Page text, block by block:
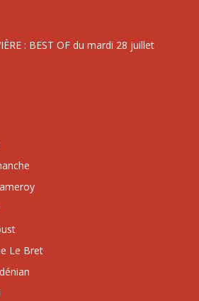
: BEST OF du mardi 28 juillet
Le Bret